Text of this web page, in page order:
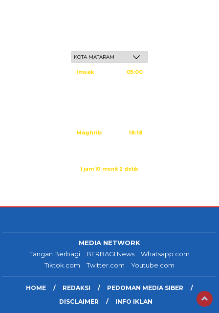
Imsak 05:00
Maghrib 18:18
1 jam 10 menit 1 detik
MEDIA NETWORK
Tangan Berbagi
BERBAGI News
Whatsapp.com
Tiktok.com
Twitter.com Youtube.com
HOME REDAKSI
PEDOMAN MEDIA SIBER
DISCLAIMER
INFO IKLAN